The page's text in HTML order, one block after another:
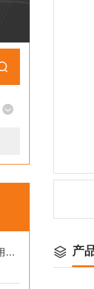
自吸泵的结构原理与多领域输水应用探析 产